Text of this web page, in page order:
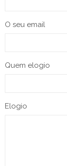
O seu email
Quem elogio
Elogio